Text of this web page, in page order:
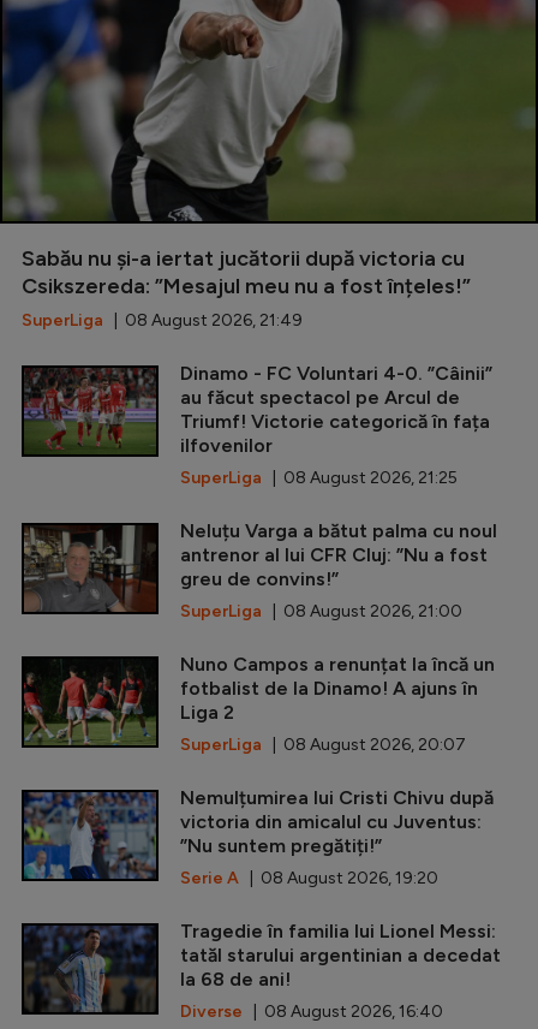
Sabău nu și-a iertat jucătorii după victoria cu
Csikszereda: ”Mesajul meu nu a fost înțeles!”
SuperLiga | 08 August 2026, 21:49
Dinamo - FC Voluntari 4-0. ”Câinii”
au făcut spectacol pe Arcul de
Triumf! Victorie categorică în fața
ilfovenilor
SuperLiga | 08 August 2026, 21:25
Neluțu Varga a bătut palma cu noul
antrenor al lui CFR Cluj: ”Nu a fost
greu de convins!”
SuperLiga | 08 August 2026, 21:00
Nuno Campos a renunțat la încă un
fotbalist de la Dinamo! A ajuns în
Liga 2
SuperLiga | 08 August 2026, 20:07
Nemulțumirea lui Cristi Chivu după
victoria din amicalul cu Juventus:
”Nu suntem pregătiți!”
Serie A | 08 August 2026, 19:20
Tragedie în familia lui Lionel Messi:
tatăl starului argentinian a decedat
la 68 de ani!
Diverse | 08 August 2026, 16:40